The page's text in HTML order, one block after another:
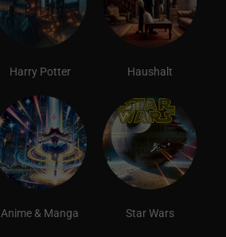
Harry Potter Haushalt
Anime & Manga Star Wars